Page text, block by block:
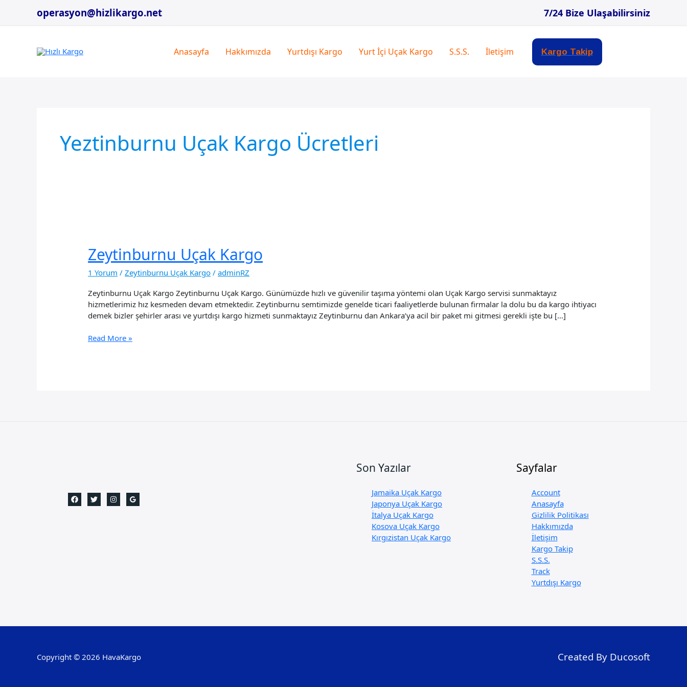
operasyon@hizlikargo.net 7/24 Bize Ulaşabilirsiniz
Anasayfa Hakkımızda Yurtdışı Kargo Yurt İçi Uçak Kargo S.S.S. İletişim Kargo Takip
Yeztinburnu Uçak Kargo Ücretleri
Zeytinburnu Uçak Kargo
1 Yorum /Zeytinburnu Uçak Kargo /adminRZ
Zeytinburnu Uçak Kargo Zeytinburnu Uçak Kargo. Günümüzde hızlı ve güvenilir taşıma yöntemi olan Uçak Kargo servisi sunmaktayız
hizmetlerimiz hız kesmeden devam etmektedir. Zeytinburnu semtimizde genelde ticari faaliyetlerde bulunan firmalar la dolu bu da kargo ihtiyacı
demek bizler şehirler arası ve yurtdışı kargo hizmeti sunmaktayız Zeytinburnu dan Ankara’ya acil bir paket mi gitmesi gerekli işte bu […]
Zeytinburnu
Read More »
Son Yazılar
Jamaika Uçak Kargo
Japonya Uçak Kargo
İtalya Uçak Kargo
Kosova Uçak Kargo
Kırgızistan Uçak Kargo
Sayfalar
Account
Anasayfa
Gizlilik Politikası
Hakkımızda
İletişim
Kargo Takip
S.S.S.
Track
Yurtdışı Kargo
Copyright © 2026 HavaKargo Created By Ducosoft